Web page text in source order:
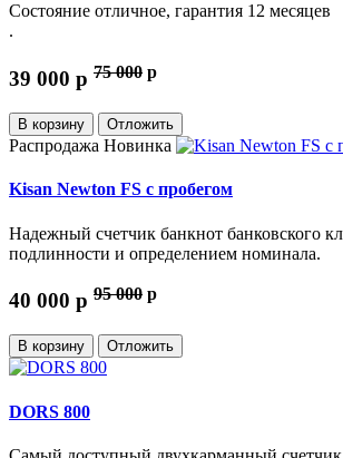
Состояние отличное, гарантия 12 месяцев
.
39 000 p 75 000 p
В корзину Отложить
Распродажа Новинка
Kisan Newton FS с пробегом
Надежный счетчик банкнот банковского
подлинности и определением номинала.
40 000 p 95 000 p
В корзину Отложить
DORS 800